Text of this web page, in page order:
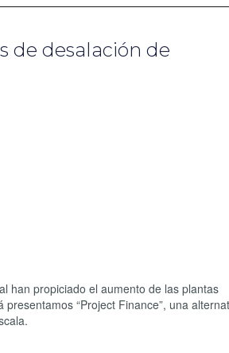
de desalación de
han propiciado el aumento de las plantas
“Project Finance”, una